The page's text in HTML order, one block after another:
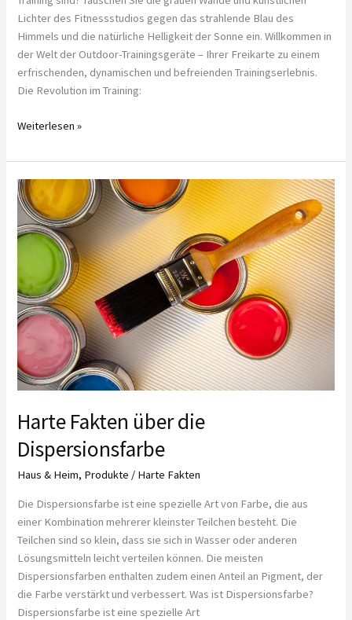
Lichter des Fitnessstudios gegen das strahlende Blau des
Himmels und die natürliche Helligkeit der Sonne ein. Willkommen in
der Welt der Outdoor-Trainingsgeräte – Ihrer Freikarte zu einem
erfrischenden, dynamischen und befreienden Trainingserlebnis.
Die Revolution im Training:
Weiterlesen »
Harte Fakten über die
Dispersionsfarbe
Haus & Heim, Produkte / Harte Fakten
Die Dispersionsfarbe ist eine spezielle Art von Farbe, die aus
einer Kombination mehrerer kleinster Teilchen besteht. Die
Teilchen sind so klein, dass sie sich in Wasser oder anderen
Lösungsmitteln leicht verteilen können. Die meisten
Dispersionsfarben enthalten zudem einen Anteil an Pigment, der
die Farbe verstärkt und verbessert. Was ist Dispersionsfarbe?
Dispersionsfarbe ist eine spezielle Art
Harte
Fakten
über
die
Dispersionsfarbe